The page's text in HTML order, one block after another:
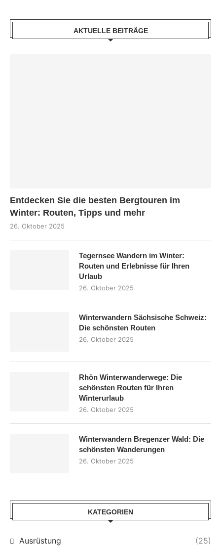
AKTUELLE BEITRÄGE
Entdecken Sie die besten Bergtouren im
Winter: Routen, Tipps und mehr
26. Oktober 2025
Tegernsee Wandern im Winter:
Routen und Erlebnisse für Ihren
Urlaub
26. Oktober 2025
Winterwandern Sächsische Schweiz:
Die schönsten Routen
26. Oktober 2025
Rhön Winterwanderwege: Die
schönsten Routen für Ihren
Winterurlaub
26. Oktober 2025
Winterwandern Bregenzer Wald: Die
schönsten Wanderungen
26. Oktober 2025
KATEGORIEN
Ausrüstung (25)